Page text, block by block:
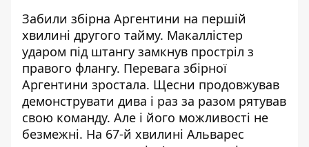
Забили збірна Аргентини на першій
хвилині другого тайму. Макаллістер
ударом під штангу замкнув простріл з
правого флангу. Перевага збірної
Аргентини зростала. Щесни продовжував
демонструвати дива і раз за разом рятував
свою команду. Але і його можливості не
безмежні. На 67-й хвилині Альварес